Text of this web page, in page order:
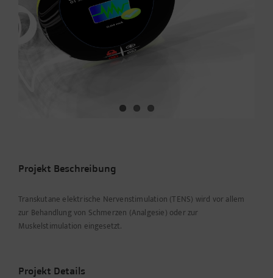
Projekt Beschreibung
Transkutane elektrische Nervenstimulation (TENS) wird vor allem
zur Behandlung von Schmerzen (Analgesie) oder zur
Muskelstimulation eingesetzt.
Projekt Details